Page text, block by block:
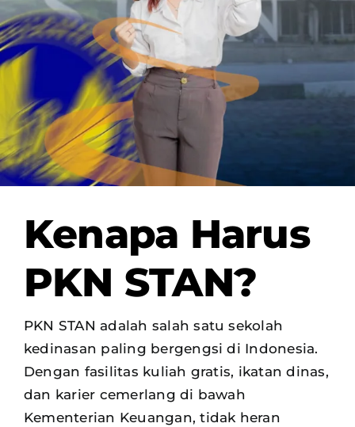
OUR PROGRAM
REGISTRATION
Kenapa Harus
PKN STAN?
PKN STAN adalah salah satu sekolah
kedinasan paling bergengsi di Indonesia.
Dengan fasilitas kuliah gratis, ikatan dinas,
dan karier cemerlang di bawah
Kementerian Keuangan, tidak heran